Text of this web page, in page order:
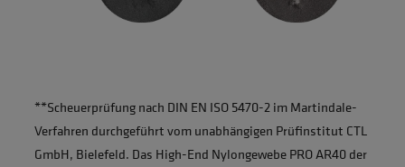
**Scheuerprüfung nach DIN EN ISO 5470-2 im Martindale-
Verfahren durchgeführt vom unabhängigen Prüfinstitut CTL
GmbH, Bielefeld. Das High-End Nylongewebe PRO AR40 der